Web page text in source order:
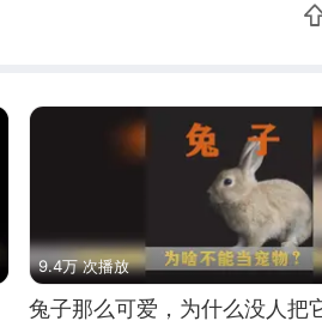
9.4万 次播放
兔子那么可爱，为什么没人把